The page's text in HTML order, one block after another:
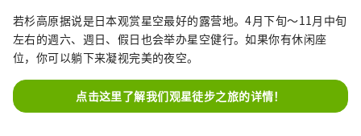
若杉高原据说是日本观赏星空最好的露营地。4月下旬～11月中旬
左右的週六、週日、假日也会举办星空健行。如果你有休闲座
位，你可以躺下来凝视完美的夜空。
点击这里了解我们观星徒步之旅的详情！